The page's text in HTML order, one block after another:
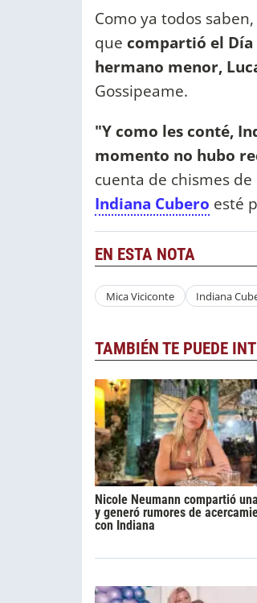
Como ya todos saben,
que compartió el Día
hermano menor,
Gossipeame.
"Y como les conté,
momento no hubo
cuenta de chismes
Indiana Cubero esté
EN ESTA NOTA
Mica Viciconte Indiana
TAMBIÉN TE PUEDE
Nicole Neumann compartió
y generó rumores de
con Indiana